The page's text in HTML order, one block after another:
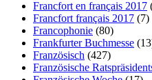
Francfort en français 2017
Francfort français 2017 (7)
Francophonie (80)
Frankfurter Buchmesse
Französisch (427)
Französische